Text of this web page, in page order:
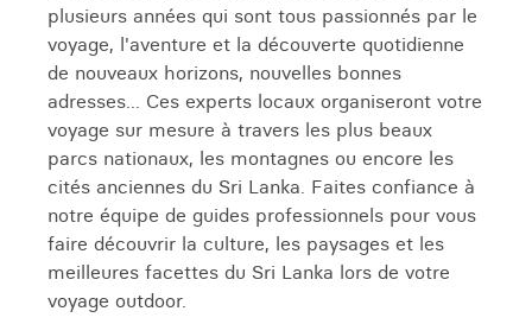
plusieurs années qui sont tous passionnés par le
voyage, l'aventure et la découverte quotidienne
de nouveaux horizons, nouvelles bonnes
adresses... Ces experts locaux organiseront votre
voyage sur mesure à travers les plus beaux
parcs nationaux, les montagnes ou encore les
cités anciennes du Sri Lanka. Faites confiance à
notre équipe de guides professionnels pour vous
faire découvrir la culture, les paysages et les
meilleures facettes du Sri Lanka lors de votre
voyage outdoor.